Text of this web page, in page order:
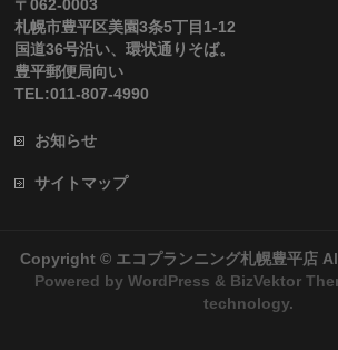
〒062-0003
札幌市豊平区美園3条5丁目1-12
国道36号沿い、環状通りそば。
豊平郵便局向い
TEL:011-807-4990
お知らせ
サイトマップ
Copyright © エコプランニング札幌豊平店
Powered by WordPress & BizVektor
technology.